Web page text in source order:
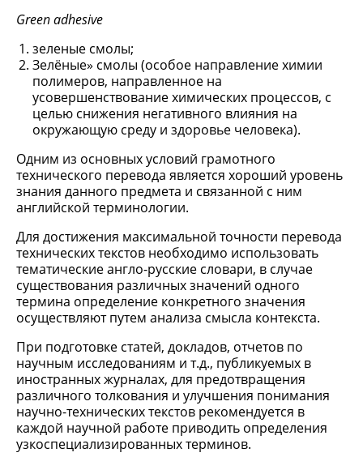
Green adhesive
зеленые смолы;
Зелёные» смолы (особое направление химии
полимеров, направленное на
усовершенствование химических процессов, с
целью снижения негативного влияния на
окружающую среду и здоровье человека).
Одним из основных условий грамотного
технического перевода является хороший уровень
знания данного предмета и связанной с ним
английской терминологии.
Для достижения максимальной точности перевода
технических текстов необходимо использовать
тематические англо-русские словари, в случае
существования различных значений одного
термина определение конкретного значения
осуществляют путем анализа смысла контекста.
При подготовке статей, докладов, отчетов по
научным исследованиям и т.д., публикуемых в
иностранных журналах, для предотвращения
различного толкования и улучшения понимания
научно-технических текстов рекомендуется в
каждой научной работе приводить определения
узкоспециализированных терминов.